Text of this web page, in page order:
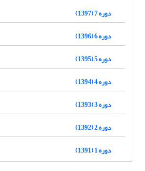
دوره 7 (1397)
دوره 6 (1396)
دوره 5 (1395)
دوره 4 (1394)
دوره 3 (1393)
دوره 2 (1392)
دوره 1 (1391)